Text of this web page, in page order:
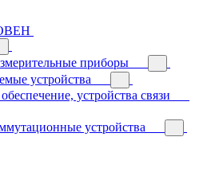
приборы
устройства
устройства связи
устройства